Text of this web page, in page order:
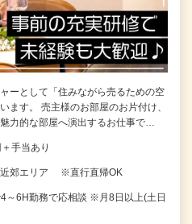
ーとして「住みながら売るための空
ます。 売主様のお部屋のお片付け、
力的な部屋へ演出するお仕事で…
手当あり
近郊エリア ※直行直帰OK
～6H勤務で応相談 ※月8日以上(土日